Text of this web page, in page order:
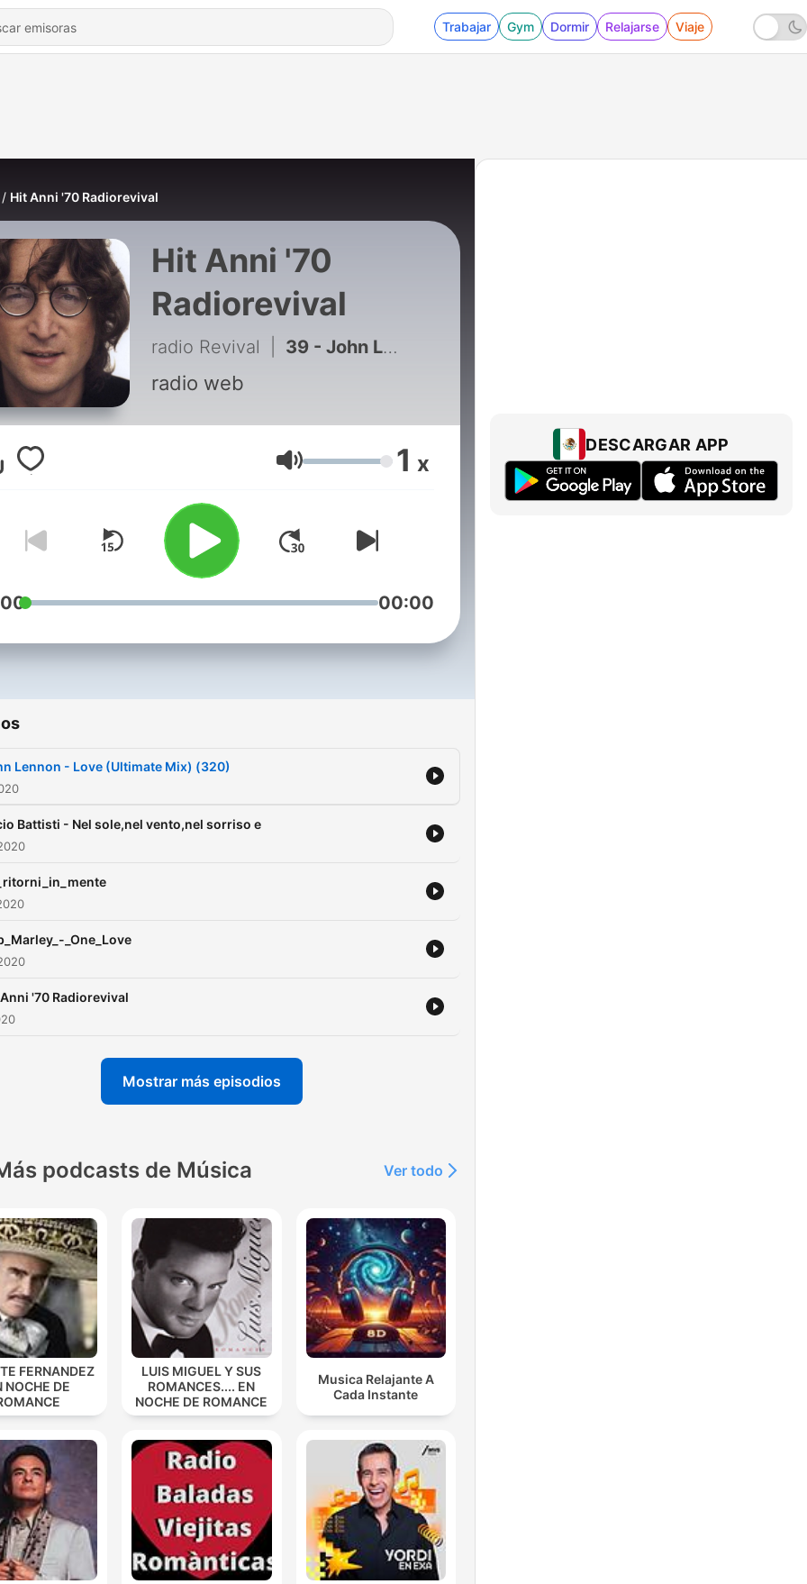
Trabajar Gym Dormir Relajarse Viaje
Hit Anni '70 Radiorevival
Hit Anni '70
Radiorevival
radio Revival 39 - John Lennon - Love (Ultimate Mix) (320)
radio web
Volumen 1 x
00:00
Lennon - Love (Ultimate Mix) (320)
Battisti - Nel sole,nel vento,nel sorriso e
_One_Love
'70 Radiorevival
Mostrar más episodios
podcasts de Música Ver todo
FERNANDEZ
NOCHE DE
LUIS MIGUEL Y SUS
ROMANCES.... EN
NOCHE DE ROMANCE
Musica Relajante A
Cada Instante
DESCARGAR APP